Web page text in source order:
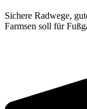
Sichere Radwege,
Farmsen soll für